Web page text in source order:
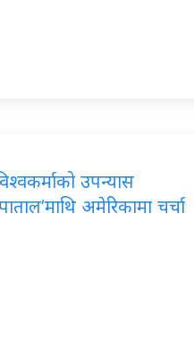
उपन्यास
अमेरिकामा चर्चा